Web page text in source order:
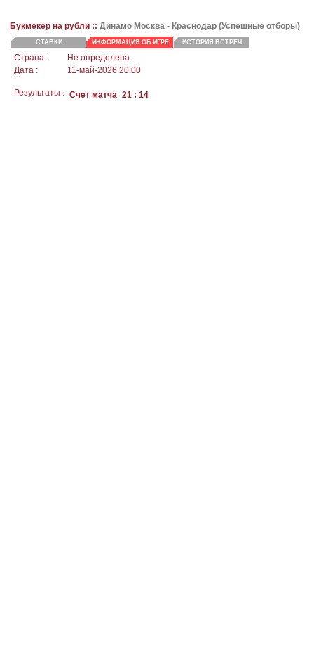
Букмекер на рубли :: Динамо Москва - Краснодар (Успешные отборы)
СТАВКИ ИНФОРМАЦИЯ ОБ ИГРЕ ИСТОРИЯ ВСТРЕЧ
Страна :
Не определена
Дата :
11-май-2026 20:00
Результаты : Счет матча 21 : 14